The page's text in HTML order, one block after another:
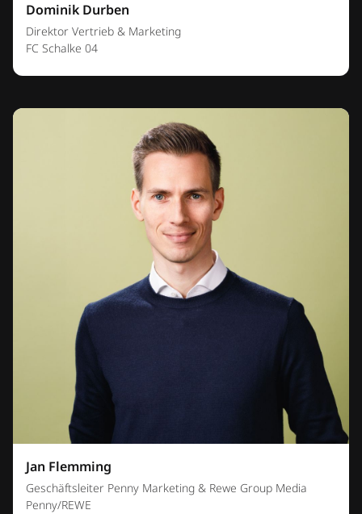
Dominik Durben
Direktor Vertrieb & Marketing
FC Schalke 04
Jan Flemming
Geschäftsleiter Penny Marketing & Rewe Group Media
Penny/REWE